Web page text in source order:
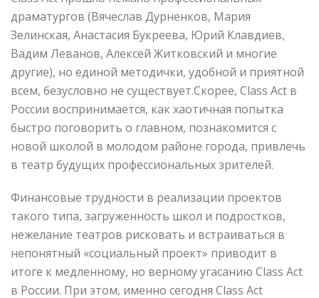
драматургов (Вячеслав Дурненков, Мария
Зелинская, Анастасия Букреева, Юрий Клавдиев,
Вадим Леванов, Алексей Житковский и многие
другие), но единой методички, удобной и приятной
всем, безусловно не существует.Скорее, Class Act в
России воспринимается, как хаотичная попытка
быстро поговорить о главном, познакомится с
новой школой в молодом районе города, привлечь
в театр будущих профессиональных зрителей.
Финансовые трудности в реализации проектов
такого типа, загруженность школ и подростков,
нежелание театров рисковать и встраиваться в
непонятный «социальный проект» приводит в
итоге к медленному, но верному угасанию Class Act
в России. При этом, именно сегодня Class Act